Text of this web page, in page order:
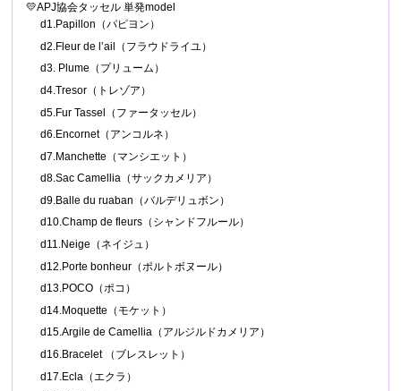
💛APJ協会タッセル 単発model
d1.Papillon（パピヨン）
d2.Fleur de l’ail（フラウドライユ）
d3. Plume（プリューム）
d4.Tresor（トレゾア）
d5.Fur Tassel（ファータッセル）
d6.Encornet（アンコルネ）
d7.Manchette（マンシエット）
d8.Sac Camellia（サックカメリア）
d9.Balle du ruaban（バルデリュボン）
d10.Champ de fleurs（シャンドフルール）
d11.Neige（ネイジュ）
d12.Porte bonheur（ポルトボヌール）
d13.POCO（ポコ）
d14.Moquette（モケット）
d15.Argile de Camellia（アルジルドカメリア）
d16.Bracelet （ブレスレット）
d17.Ecla（エクラ）